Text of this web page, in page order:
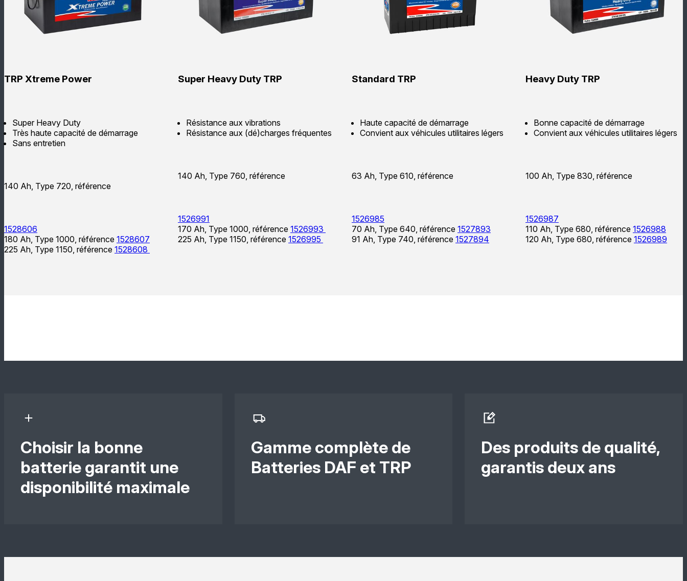
TRP Xtreme Power
Super Heavy Duty
Très haute capacité de démarrage
Sans entretien
140 Ah, Type 720, référence
1528606
180 Ah, Type 1000, référence 1528607
225 Ah, Type 1150, référence 1528608
Super Heavy Duty TRP
Résistance aux vibrations
Résistance aux (dé)charges fréquentes
140 Ah, Type 760, référence
1526991
170 Ah, Type 1000, référence 1526993
225 Ah, Type 1150, référence 1526995
Standard TRP
Haute capacité de démarrage
Convient aux véhicules utilitaires légers
63 Ah, Type 610, référence
1526985
70 Ah, Type 640, référence 1527893
91 Ah, Type 740, référence 1527894
Heavy Duty TRP
Bonne capacité de démarrage
Convient aux véhicules utilitaires légers
100 Ah, Type 830, référence
1526987
110 Ah, Type 680, référence 1526988
120 Ah, Type 680, référence 1526989
Choisir la bonne
batterie garantit une
disponibilité maximale
Gamme complète de
Batteries DAF et TRP
Des produits de qualité,
garantis deux ans